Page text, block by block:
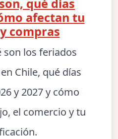
qué días
afectan tu
compras
son los feriados
Chile, qué días
y 2027 y cómo
el comercio y tu